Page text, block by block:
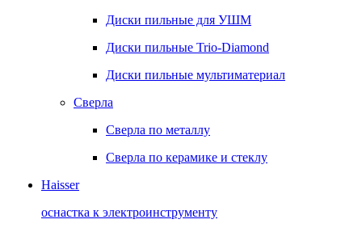
Диски пильные для УШМ
Диски пильные Trio-Diamond
Диски пильные мультиматериал
Сверла
Сверла по металлу
Сверла по керамике и стеклу
Haisser
оснастка к электроинструменту